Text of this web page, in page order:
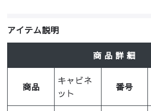
アイテム説明
商 品 詳 細
商品
キャビネ
ット
番号